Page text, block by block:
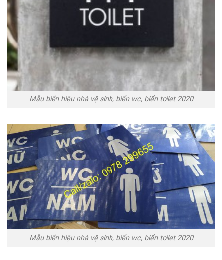
Mẫu biển hiệu nhà vệ sinh, biển wc, biển toilet 2020
Mẫu biển hiệu nhà vệ sinh, biển wc, biển toilet 2020